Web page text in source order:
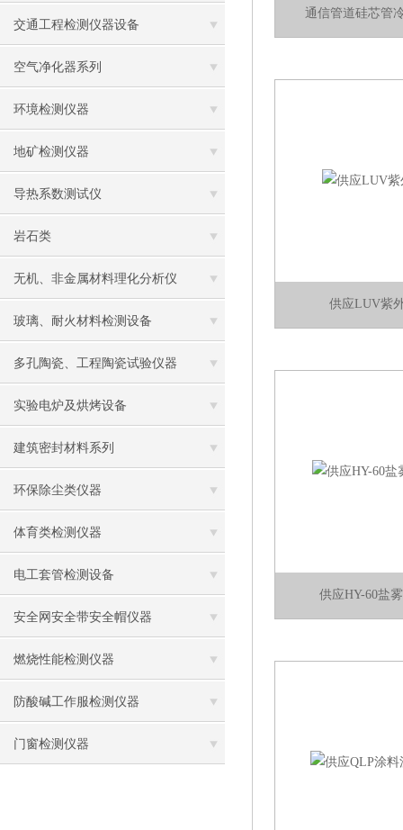
交通工程检测仪器设备
空气净化器系列
环境检测仪器
地矿检测仪器
导热系数测试仪
岩石类
无机、非金属材料理化分析仪
玻璃、耐火材料检测设备
多孔陶瓷、工程陶瓷试验仪器
实验电炉及烘烤设备
建筑密封材料系列
环保除尘类仪器
体育类检测仪器
电工套管检测设备
安全网安全带安全帽仪器
燃烧性能检测仪器
防酸碱工作服检测仪器
门窗检测仪器
通信管道硅芯管
供应LUV紫
供应HY-60盐